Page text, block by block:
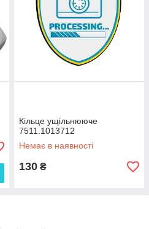
Кільце ущільнююче
7511.1013712
Немає в наявності
130 ₴